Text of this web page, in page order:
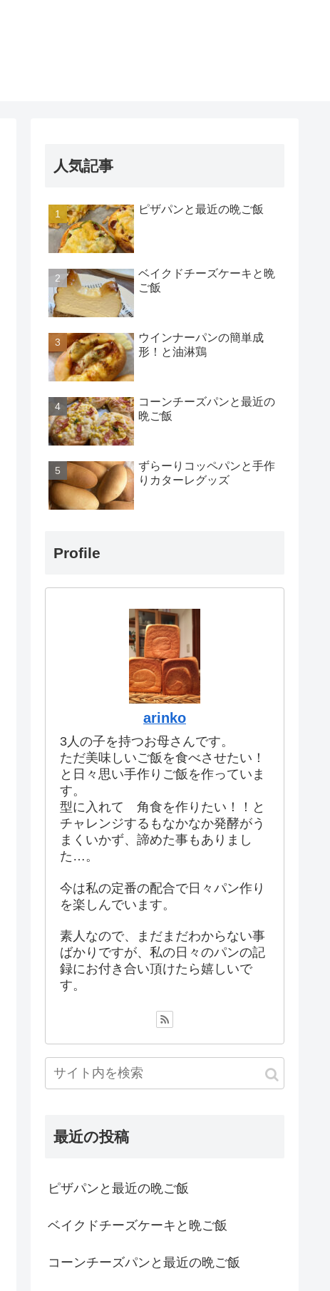
人気記事
ピザパンと最近の晩ご飯
ベイクドチーズケーキと晩
ご飯
ウインナーパンの簡単成
形！と油淋鶏
コーンチーズパンと最近の
晩ご飯
ずらーりコッペパンと手作
りカターレグッズ
Profile
arinko
3人の子を持つお母さんです。
ただ美味しいご飯を食べさせたい！
と日々思い手作りご飯を作っていま
す。
型に入れて 角食を作りたい！！と
チャレンジするもなかなか発酵がう
まくいかず、諦めた事もありまし
た…。
今は私の定番の配合で日々パン作り
を楽しんでいます。
素人なので、まだまだわからない事
ばかりですが、私の日々のパンの記
録にお付き合い頂けたら嬉しいで
す。
最近の投稿
ピザパンと最近の晩ご飯
ベイクドチーズケーキと晩ご飯
コーンチーズパンと最近の晩ご飯